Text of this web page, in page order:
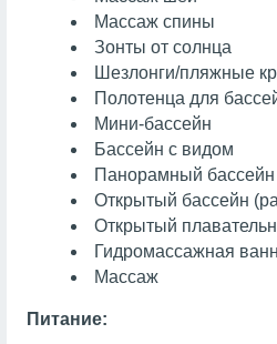
Массаж спины
Зонты от солнца
Шезлонги/пляжные
Полотенца для
Мини-бассейн
Бассейн с видом
Панорамный бассейн
Открытый бассейн
Открытый
Гидромассажная
Массаж
Питание: